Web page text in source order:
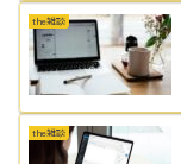
the雑談
the雑談